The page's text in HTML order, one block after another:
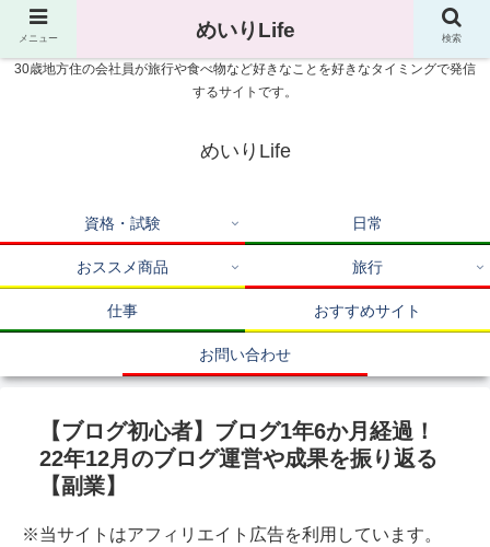
30歳地方住の会社員が旅行や食べ物など好きなことを好きなタイミングで発信
するサイトです。
めいりLife
資格・試験 日常
おススメ商品 旅行
仕事 おすすめサイト
お問い合わせ
【ブログ初心者】ブログ1年6か月経過！
22年12月のブログ運営や成果を振り返る
【副業】
※当サイトはアフィリエイト広告を利用しています。
メニュー めいりLife 検索